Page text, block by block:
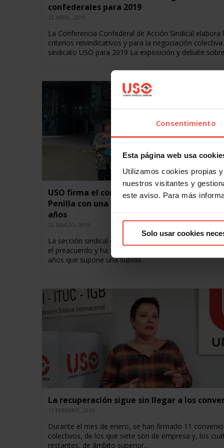
Consentimiento
Esta página web usa
Utilizamos cookies propias
nuestros visitantes y
este aviso. Para más
Solo usar cookies
confederales para 2019
12 ABRIL, 2019
La Conferencia Confederal de Acción Sindical elabora
criterios reivindicativos y para la negociación colectiva
sindicato USO para 2019 La exposición y debate
USO firma el convenio colectivo de Nestlé-
Penilla con una subida salarial del 15% a
años
25 MARZO, 2019
La sección sindical de USO en Nestlé-La Penilla ha
el preacuerdo y ha firmado el convenio colectivo para
años que supone una subida…
La recuperación sigue sin llegar a los
17 FEBRERO, 2019
Durante el mes de enero, se han firmado 11
colectivos, de los que siete son de empresa y, los
restantes, de ámbito superior…